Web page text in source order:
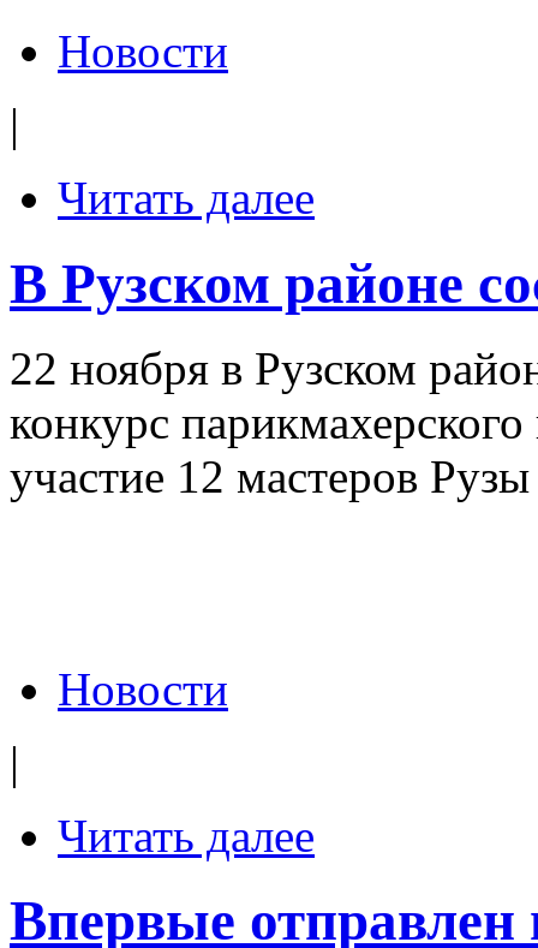
Новости
|
Читать далее
В Рузском районе
22 ноября в Рузском
конкурс
участие 12 мастеров
Новости
|
Читать далее
Впервые